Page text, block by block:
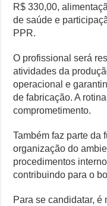
R$ 330,00,
de saúde e
PPR.
O profissional será
atividades da
operacional e
de fabricação. A
comprometimento.
Também faz parte da
organização do
procedimentos
contribuindo para o
Para se candidatar,